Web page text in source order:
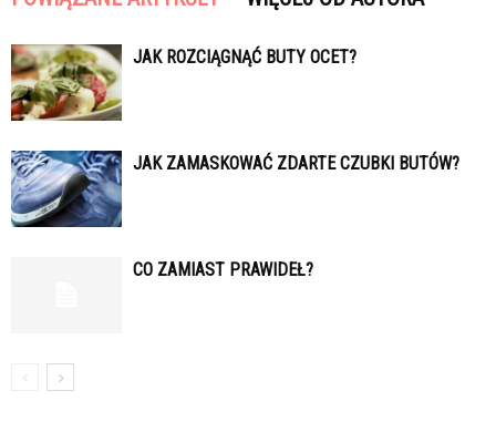
JAK ROZCIĄGNĄĆ BUTY OCET?
JAK ZAMASKOWAĆ ZDARTE CZUBKI BUTÓW?
CO ZAMIAST PRAWIDEŁ?